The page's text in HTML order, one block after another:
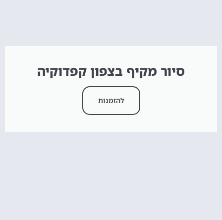
סיור מקיף בצפון קפדוקיה
להזמנות